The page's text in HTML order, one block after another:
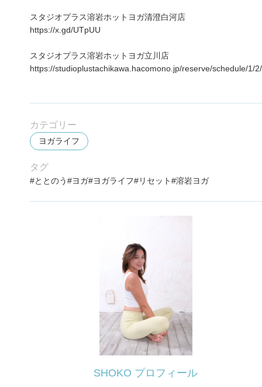
スタジオプラス溶岩ホットヨガ清澄白河店
https://x.gd/UTpUU
スタジオプラス溶岩ホットヨガ立川店
https://studioplustachikawa.hacomono.jp/reserve/schedule/1/2/
カテゴリー
ヨガライフ
タグ
ととのう ヨガ ヨガライフ リセット 溶岩ヨガ
SHOKO プロフィール